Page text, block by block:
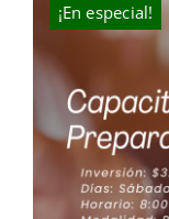
¡En especial!